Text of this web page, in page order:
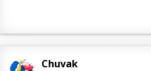
Chuvak